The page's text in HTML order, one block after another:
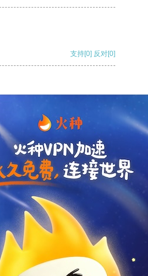
支持[0] 反对[0]
支持 [0] 反对[0]
支持[0] 反对